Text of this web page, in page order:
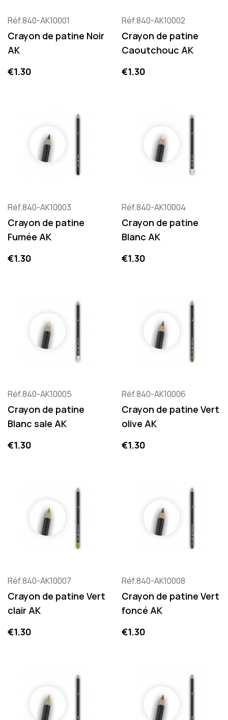
Réf.840-AK10001
Crayon de patine Noir
AK
Price
€1.30
Réf.840-AK10002
Crayon de patine
Caoutchouc AK
Price
€1.30
Réf.840-AK10003
Crayon de patine
Fumée AK
Price
€1.30
Réf.840-AK10004
Crayon de patine
Blanc AK
Price
€1.30
Réf.840-AK10005
Crayon de patine
Blanc sale AK
Price
€1.30
Réf.840-AK10006
Crayon de patine Vert
olive AK
Price
€1.30
Réf.840-AK10007
Crayon de patine Vert
clair AK
Price
€1.30
Réf.840-AK10008
Crayon de patine Vert
foncé AK
Price
€1.30